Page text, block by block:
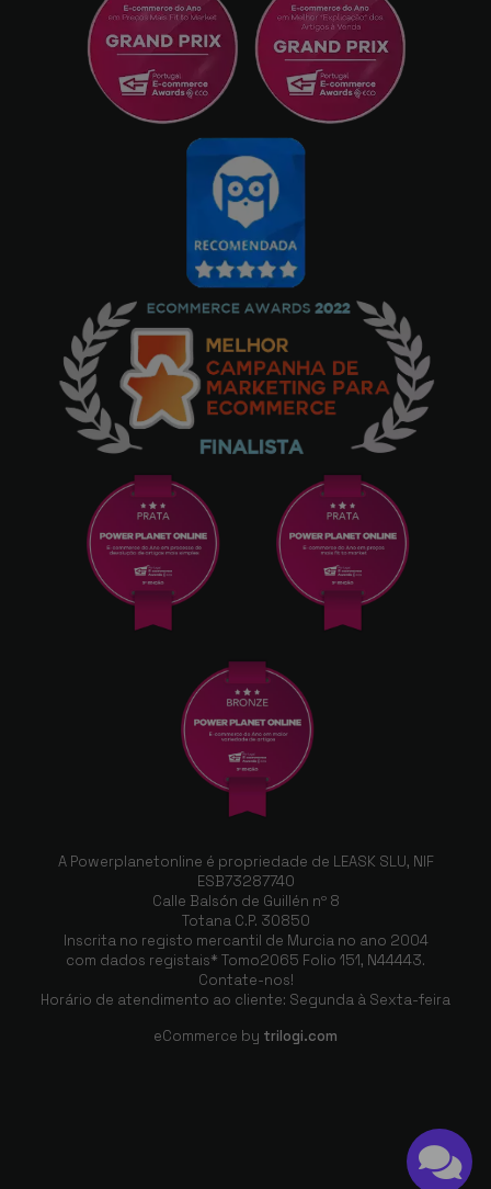
A Powerplanetonline é propriedade de LEASK SLU, NIF
ESB73287740
Calle Balsón de Guillén nº 8
Totana C.P. 30850
Inscrita no registo mercantil de Murcia no ano 2004
com dados registais* Tomo2065 Folio 151, N44443.
Contate-nos!
Horário de atendimento ao cliente: Segunda à Sexta-feira
eCommerce by trilogi.com